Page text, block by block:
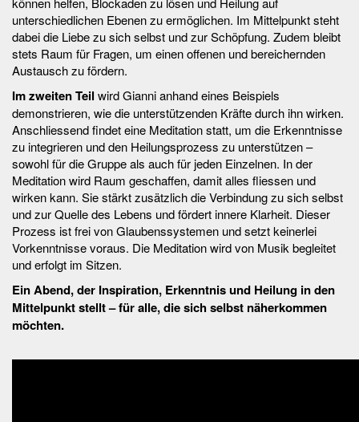
unterschiedlichen Ebenen zu ermöglichen. Im Mittelpunkt steht
dabei die Liebe zu sich selbst und zur Schöpfung. Zudem bleibt
stets Raum für Fragen, um einen offenen und bereichernden
Austausch zu fördern.
Im zweiten Teil wird Gianni anhand eines Beispiels
demonstrieren, wie die unterstützenden Kräfte durch ihn wirken.
Anschliessend findet eine Meditation statt, um die Erkenntnisse
zu integrieren und den Heilungsprozess zu unterstützen –
sowohl für die Gruppe als auch für jeden Einzelnen. In der
Meditation wird Raum geschaffen, damit alles fliessen und
wirken kann. Sie stärkt zusätzlich die Verbindung zu sich selbst
und zur Quelle des Lebens und fördert innere Klarheit. Dieser
Prozess ist frei von Glaubenssystemen und setzt keinerlei
Vorkenntnisse voraus. Die Meditation wird von Musik begleitet
und erfolgt im Sitzen.
Ein Abend, der Inspiration, Erkenntnis und Heilung in den
Mittelpunkt stellt – für alle, die sich selbst näherkommen
möchten.